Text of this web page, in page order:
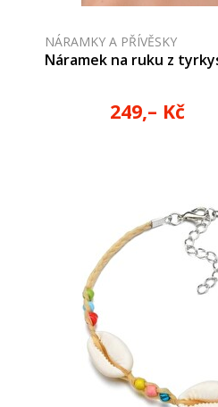
NÁRAMKY A PŘÍVĚSKY
Náramek na ruku z
249,– Kč